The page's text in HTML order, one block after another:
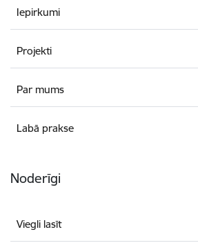
Iepirkumi
Projekti
Par mums
Labā prakse
Noderīgi
Viegli lasīt